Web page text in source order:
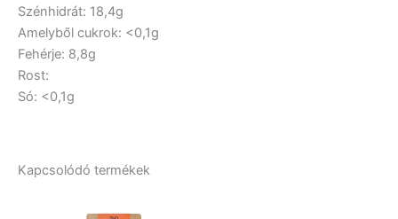
Szénhidrát: 18,4g
Amelyből cukrok: <0,1g
Fehérje: 8,8g
Rost:
Só: <0,1g
Kapcsolódó termékek